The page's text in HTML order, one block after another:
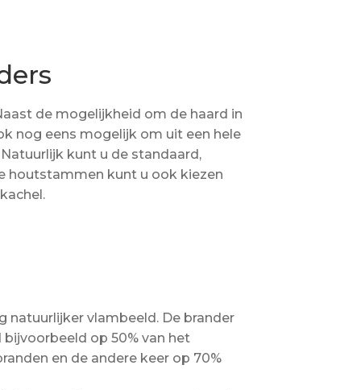
de mogelijkheid om de haard in
nog eens mogelijk om uit een hele
kunt u de standaard,
houtstammen kunt u ook kiezen
natuurlijker vlambeeld. De brander
op 50% van het
en de andere keer op 70%